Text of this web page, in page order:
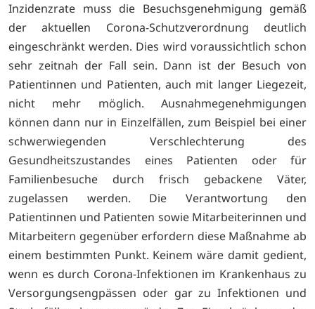
Inzidenzrate muss die Besuchsgenehmigung gemäß
der aktuellen Corona-Schutzverordnung deutlich
eingeschränkt werden. Dies wird voraussichtlich schon
sehr zeitnah der Fall sein. Dann ist der Besuch von
Patientinnen und Patienten, auch mit langer Liegezeit,
nicht mehr möglich. Ausnahmegenehmigungen
können dann nur in Einzelfällen, zum Beispiel bei einer
schwerwiegenden Verschlechterung des
Gesundheitszustandes eines Patienten oder für
Familienbesuche durch frisch gebackene Väter,
zugelassen werden. Die Verantwortung den
Patientinnen und Patienten sowie Mitarbeiterinnen und
Mitarbeitern gegenüber erfordern diese Maßnahme ab
einem bestimmten Punkt. Keinem wäre damit gedient,
wenn es durch Corona-Infektionen im Krankenhaus zu
Versorgungsengpässen oder gar zu Infektionen und